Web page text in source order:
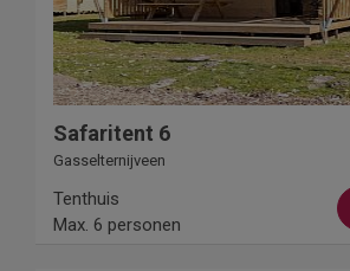
Safaritent 6
Gasselternijveen
Tenthuis
Max. 6 personen